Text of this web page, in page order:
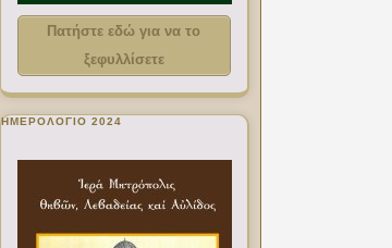
Πατήστε εδώ για να το
ξεφυλλίσετε
ΗΜΕΡΟΛΟΓΙΟ 2024